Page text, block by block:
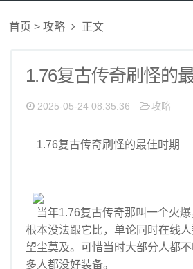
玩法
首页 >攻略 正文
1.76复古传奇刷怪的
2025-05-24 08:35:36 攻略
1.76复古传奇刷怪的最佳时期
当年1.76复古传奇那叫一个火
根本没法跟它比，单论同时在线
望尘莫及。可惜当时大部分人都
多人都没好装备。